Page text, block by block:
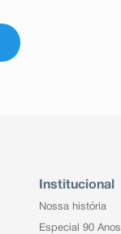
Institucional
Nossa história
Especial 90 Anos